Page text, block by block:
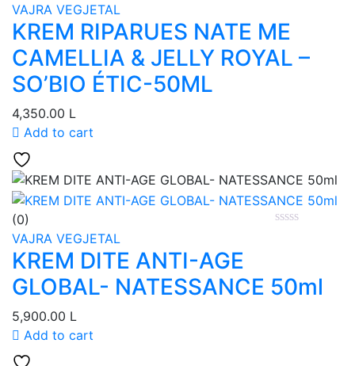
VAJRA VEGJETAL
KREM RIPARUES NATE ME
CAMELLIA & JELLY ROYAL –
SO’BIO ÉTIC-50ML
4,350.00 L
Add to cart
(0)
VAJRA VEGJETAL
KREM DITE ANTI-AGE
GLOBAL- NATESSANCE 50ml
5,900.00 L
Add to cart